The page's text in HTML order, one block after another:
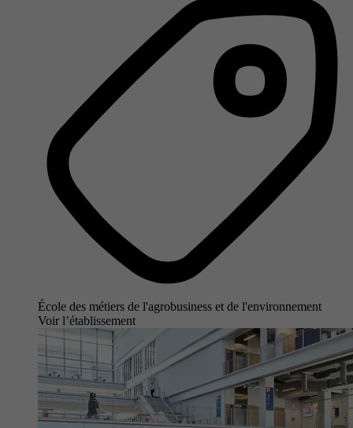
École des métiers de l'agrobusiness et de l'environnement
Voir l’établissement